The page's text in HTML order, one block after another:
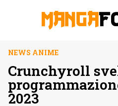
NEWS ANIME
Crunchyroll
2023